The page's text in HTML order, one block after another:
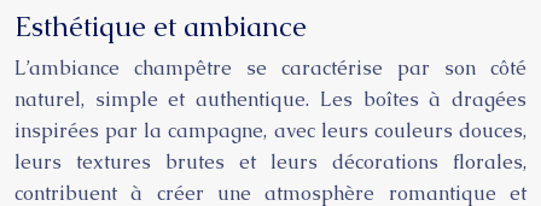
Esthétique et ambiance
L’ambiance champêtre se caractérise par son côté
naturel, simple et authentique. Les boîtes à dragées
inspirées par la campagne, avec leurs couleurs douces,
leurs textures brutes et leurs décorations florales,
contribuent à créer une atmosphère romantique et